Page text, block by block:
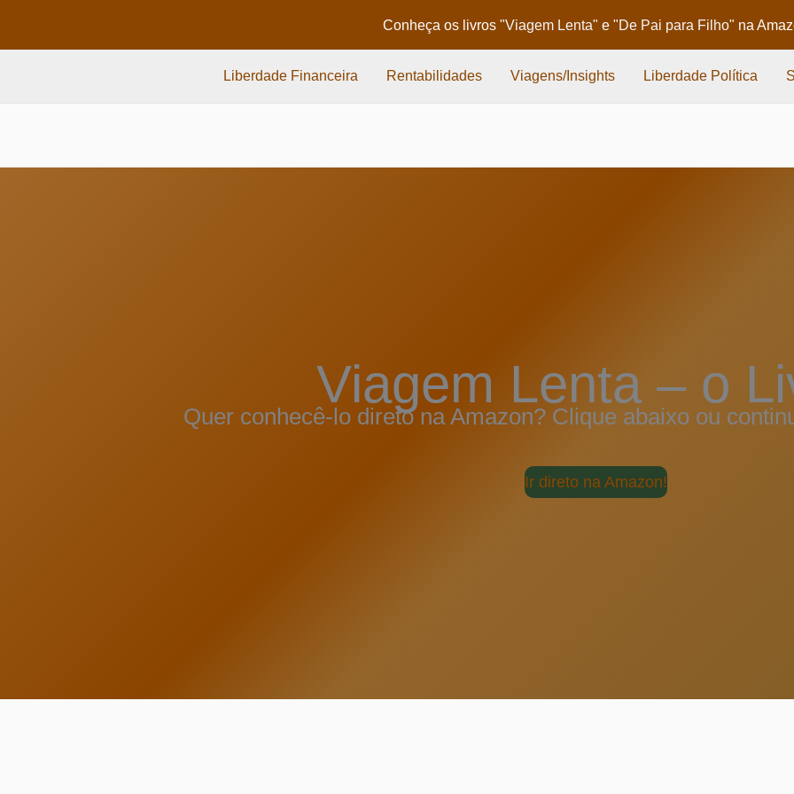
Conheça os livros "Viagem Lenta" e "De Pai para Filho" na
Liberdade Financeira Rentabilidades Viagens/Insights Liberdade Política
Viagem Lenta – o
Quer conhecê-lo direto na Amazon? Clique abaixo ou
Ir direto na Amazon!